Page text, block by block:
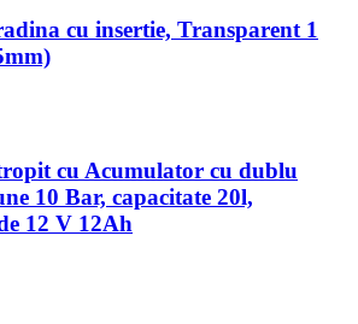
cu insertie, Transparent 1
cu Acumulator cu dublu
10 Bar, capacitate 20l,
12 V 12Ah